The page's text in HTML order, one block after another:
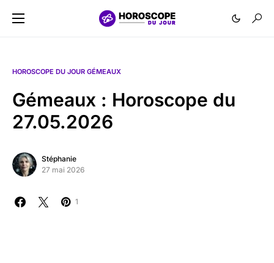
HOROSCOPE DU JOUR GÉMEAUX
Gémeaux : Horoscope du
27.05.2026
Stéphanie
27 mai 2026
1